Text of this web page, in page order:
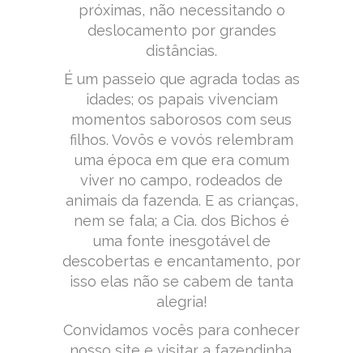
próximas, não necessitando o
deslocamento por grandes
distâncias.
É um passeio que agrada todas as
idades; os papais vivenciam
momentos saborosos com seus
filhos. Vovôs e vovós relembram
uma época em que era comum
viver no campo, rodeados de
animais da fazenda. E as crianças,
nem se fala; a Cia. dos Bichos é
uma fonte inesgotável de
descobertas e encantamento, por
isso elas não se cabem de tanta
alegria!
Convidamos vocês para conhecer